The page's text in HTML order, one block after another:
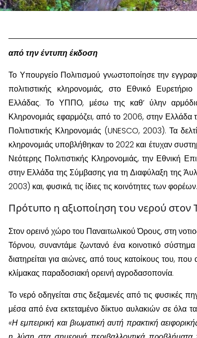
από την έντυπη έκδοση
Το Υπουργείο Πολιτισμού γνωστοποίησε την
πολιτιστικής κληρονομιάς, στο Εθνικό
Ελλάδας. Το ΥΠΠΟ, μέσω της καθ’ ύλην
Κληρονομιάς εφαρμόζει, από το 2006, στην Ελλάδα
Πολιτιστικής Κληρονομιάς (UNESCO, 2003). Τα
κληρονομιάς υποβλήθηκαν το 2022 και έτυχαν
Νεότερης Πολιτιστικής Κληρονομιάς, την Εθνική
στην Ελλάδα της Σύμβασης για τη Διαφύλαξη της
2003) και, φυσικά, τις ίδιες τις κοινότητες των φορέων.
Πρότυπο η αξιοποίηση του νερού στον
Στον ορεινό χώρο του Παναιτωλικού Όρους, στη
Τόρνου, συναντάμε ζωντανό ένα κοινοτικό
διατηρείται για αιώνες, από τους κατοίκους του,
κλίμακας παραδοσιακή ορεινή αγροδασοπονία.
Το νερό οδηγείται στις δεξαμενές από τις φυσικές
μέσα από ένα εκτεταμένο δίκτυο αυλακιών σε όλα
«Η εμπειρική και βιωματική αυτή πρακτική